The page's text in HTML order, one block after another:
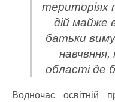
територіях
дій майже
батьки
області де
Водночас освітній